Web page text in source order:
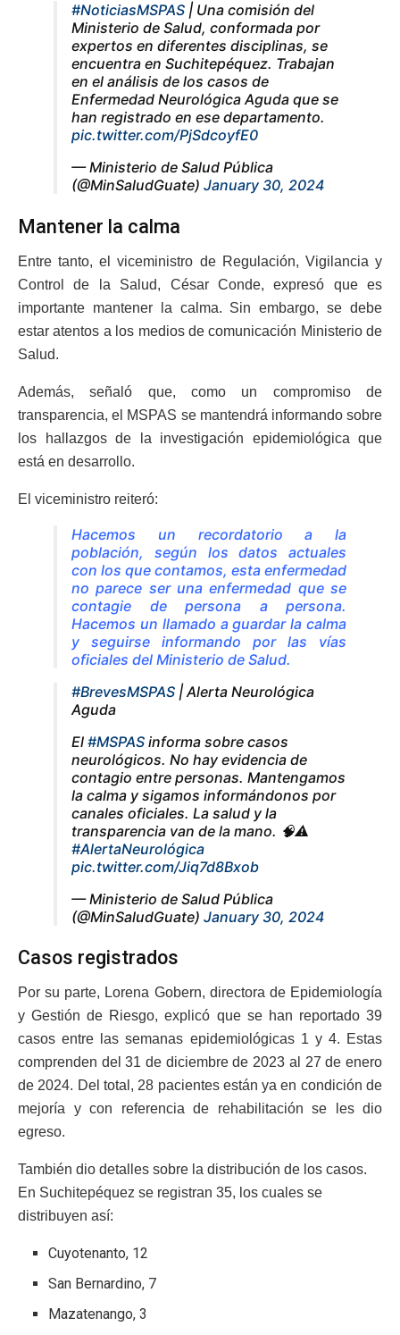
#NoticiasMSPAS | Una comisión del
Ministerio de Salud, conformada por
expertos en diferentes disciplinas, se
encuentra en Suchitepéquez. Trabajan
en el análisis de los casos de
Enfermedad Neurológica Aguda que se
han registrado en ese departamento.
pic.twitter.com/PjSdcoyfE0
— Ministerio de Salud Pública
(@MinSaludGuate) January 30, 2024
Mantener la calma
Entre tanto, el viceministro de Regulación, Vigilancia y
Control de la Salud, César Conde, expresó que es
importante mantener la calma. Sin embargo, se debe
estar atentos a los medios de comunicación Ministerio de
Salud.
Además, señaló que, como un compromiso de
transparencia, el MSPAS se mantendrá informando sobre
los hallazgos de la investigación epidemiológica que
está en desarrollo.
El viceministro reiteró:
Hacemos un recordatorio a la
población, según los datos actuales
con los que contamos, esta enfermedad
no parece ser una enfermedad que se
contagie de persona a persona.
Hacemos un llamado a guardar la calma
y seguirse informando por las vías
oficiales del Ministerio de Salud.
#BrevesMSPAS | Alerta Neurológica
Aguda
El #MSPAS informa sobre casos
neurológicos. No hay evidencia de
contagio entre personas. Mantengamos
la calma y sigamos informándonos por
canales oficiales. La salud y la
transparencia van de la mano. 🧠⚠
#AlertaNeurológica
pic.twitter.com/Jiq7d8Bxob
— Ministerio de Salud Pública
(@MinSaludGuate) January 30, 2024
Casos registrados
Por su parte, Lorena Gobern, directora de Epidemiología
y Gestión de Riesgo, explicó que se han reportado 39
casos entre las semanas epidemiológicas 1 y 4. Estas
comprenden del 31 de diciembre de 2023 al 27 de enero
de 2024. Del total, 28 pacientes están ya en condición de
mejoría y con referencia de rehabilitación se les dio
egreso.
También dio detalles sobre la distribución de los casos.
En Suchitepéquez se registran 35, los cuales se
distribuyen así:
Cuyotenanto, 12
San Bernardino, 7
Mazatenango, 3